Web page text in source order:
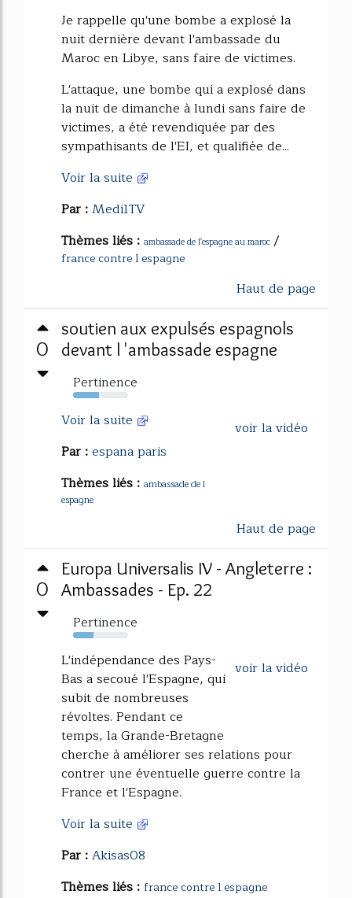
Je rappelle qu'une bombe a explosé la
nuit dernière devant l'ambassade du
Maroc en Libye, sans faire de victimes.
L'attaque, une bombe qui a explosé dans
la nuit de dimanche à lundi sans faire de
victimes, a été revendiquée par des
sympathisants de l'EI, et qualifiée de...
Voir la suite
Par :Medi1TV
Thèmes liés : ambassade de l'espagne au maroc /
france contre l espagne
Haut de page
0
soutien aux expulsés espagnols
devant l 'ambassade espagne
Pertinence
47%
voir la vidéo
Voir la suite
Par :espana paris
Thèmes liés : ambassade de l
espagne
Haut de page
0
Europa Universalis IV - Angleterre :
Ambassades - Ep. 22
Pertinence
37%
voir la vidéo
L'indépendance des Pays-
Bas a secoué l'Espagne, qui
subit de nombreuses
révoltes. Pendant ce
temps, la Grande-Bretagne
cherche à améliorer ses relations pour
contrer une éventuelle guerre contre la
France et l'Espagne.
Voir la suite
Par :Akisas08
Thèmes liés : france contre l espagne